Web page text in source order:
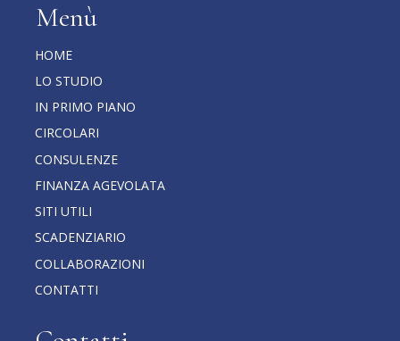
Menù
HOME
LO STUDIO
IN PRIMO PIANO
CIRCOLARI
CONSULENZE
FINANZA AGEVOLATA
SITI UTILI
SCADENZIARIO
COLLABORAZIONI
CONTATTI